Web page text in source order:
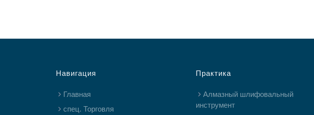
Навигация
Главная
спец. Торговля
Практика
Алмазный шлифовальный
инструмент